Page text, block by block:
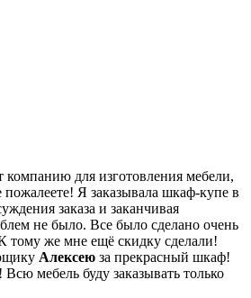
для изготовления мебели,
Я заказывала шкаф-купе в
заказа и заканчивая
не было. Все было сделано очень
тому же мне ещё скидку сделали!
Алексею за прекрасный шкаф!
Всю мебель буду заказывать только